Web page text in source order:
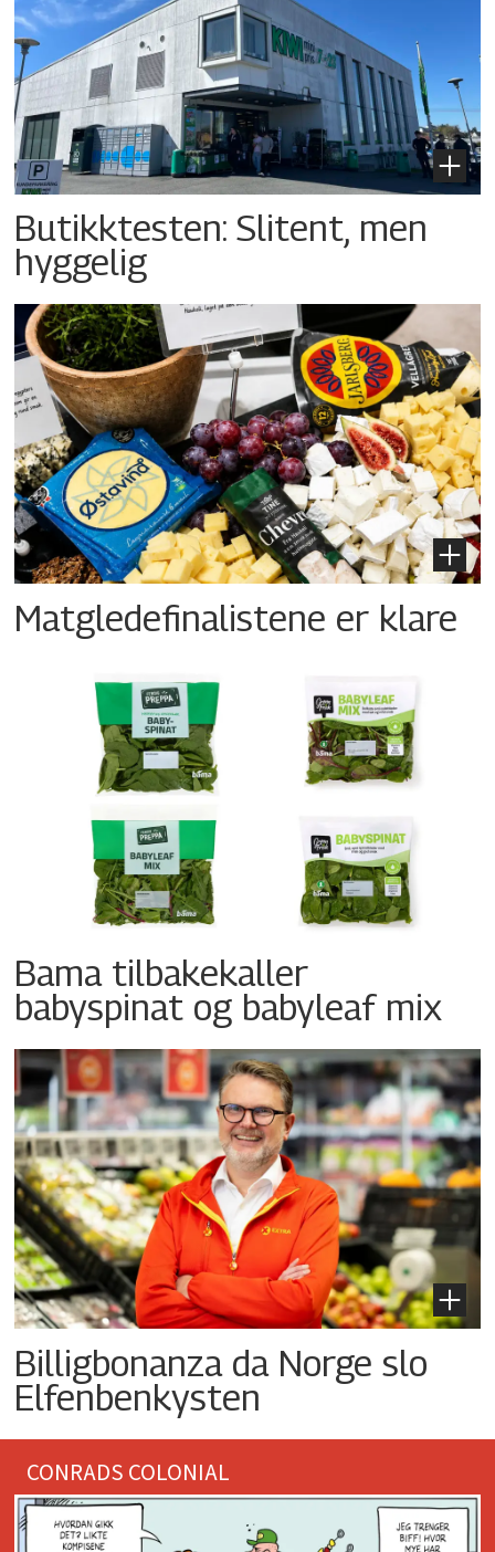
Butikktesten: Slitent, men
hyggelig
Matgledefinalistene er klare
Bama tilbakekaller
babyspinat og babyleaf mix
Billigbonanza da Norge slo
Elfenbenkysten
CONRADS COLONIAL